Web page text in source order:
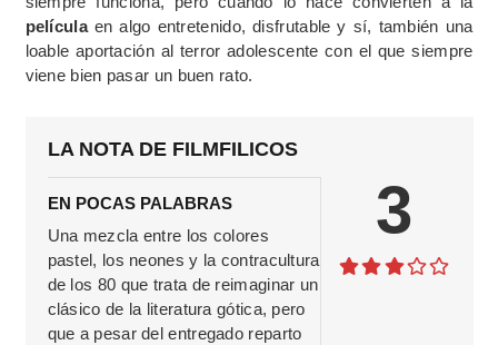
películaen algo entretenido, disfrutable y sí, también una
loable aportación al terror adolescente con el que siempre
viene bien pasar un buen rato.
LA NOTA DE FILMFILICOS
EN POCAS PALABRAS
Una mezcla entre los colores
pastel, los neones y la contracultura
de los 80 que trata de reimaginar un
clásico de la literatura gótica, pero
que a pesar del entregado reparto
3